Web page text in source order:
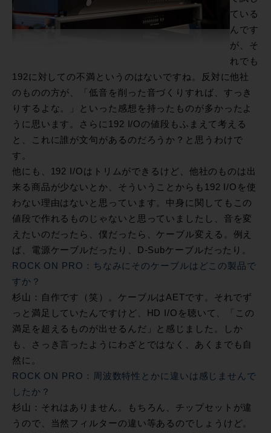
ている
んです
が、そ
れでも
192に対しての不満というのはないですね。反対に他社
のものの方が、「低音を削った音づくりすれば、すっき
りするよな。」といった感想を持ったものが多かったよ
うに思います。さらに192 I/Oの値段もふまえて考える
と、これに誰が文句があるのだろうか？と思うわけで
す。
他にも、192 I/Oはトリムができるけど、他社のものは出
来る商品が少ないとか、そういうことからも192 I/Oを使
わない理由はないと思っています。中身に関してもこの
値段で作れるものじゃないと思っていましたし、音を変
えたいのだったら、僕だったら、ケーブル変える。例え
ば、電源ケーブルだったり、D-Subケーブルだったり。
ROCK ON PRO：ちなみにそのケーブルはどこの製品で
すか？
杉山：自作です（笑）。ケーブルはAETです。それでず
っと満足していたんですけど、HD I/Oを聴いて、「この
満足を超えるものが出せるんだ」と感じました。しか
も、さっき言ったようにわざとではなく、あくまでも自
然に。
ROCK ON PRO：周波数特性とかに違いは感じませんで
したか？
杉山：それはありません。もちろん、チップセットが違
うので、当然フィルターの違い等あるのでしょうけど。